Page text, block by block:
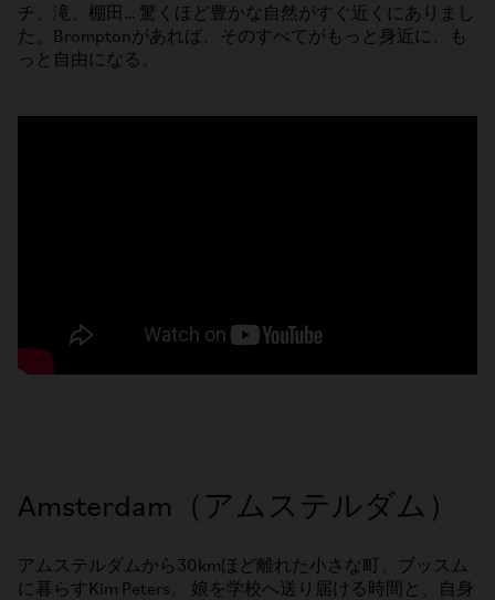
チ、滝、棚田… 驚くほど豊かな自然がすぐ近くにありまし
た。Bromptonがあれば、そのすべてがもっと身近に、も
っと自由になる。
Amsterdam（アムステルダム）
アムステルダムから30kmほど離れた小さな町、ブッスム
に暮らすKim Peters。 娘を学校へ送り届ける時間と、自身